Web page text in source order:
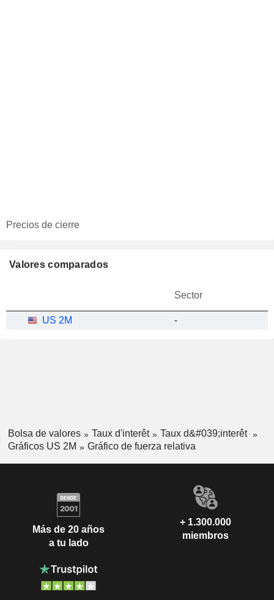
Precios de cierre
Valores comparados
Sector
US 2M -
Bolsa de valores Taux d'interêt
Taux d&#039;interêt
Gráficos US 2M
Gráfico de fuerza relativa
Más de 20 años
a tu lado
+ 1.300.000
miembros